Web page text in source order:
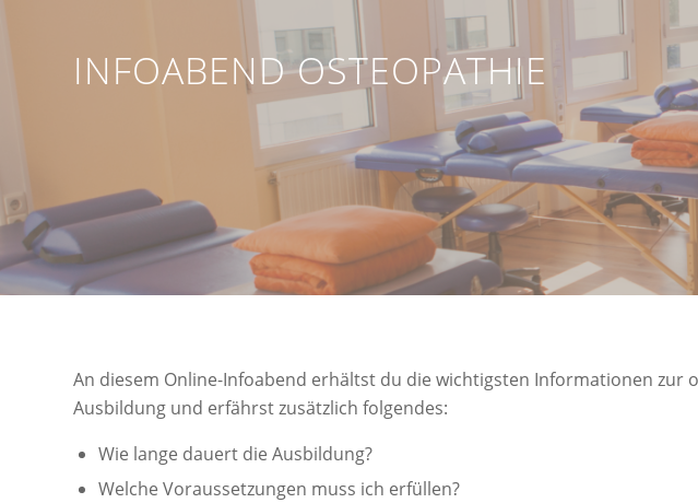
INFOABEND OSTEOPATHIE
An diesem Online-Infoabend erhältst du die wichtigsten Informationen zur
Ausbildung und erfährst zusätzlich folgendes:
Wie lange dauert die Ausbildung?
Welche Voraussetzungen muss ich erfüllen?